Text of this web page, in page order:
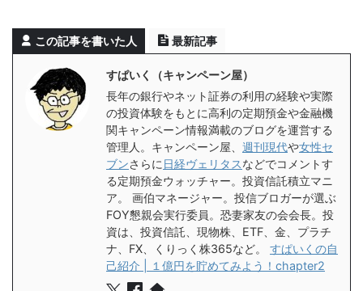
この記事を書いた人 最新記事
すぱいく（キャンペーン屋）
長年の銀行やネット証券の利用の経験や実際
の投資体験をもとに高利の定期預金や金融機
関キャンペーン情報満載のブログを運営する
管理人。キャンペーン屋、 週刊現代や女性セ
ブンさらに 日経ヴェリタスなどでコメントす
る定期預金ウォッチャー。投資信託積立マニ
ア。 画伯マネージャー。投信ブロガーが選ぶ
FOY懇親会実行委員。恐妻家友の会会長。投
資は、投資信託、現物株、ETF、金、プラチ
ナ、FX、くりっく株365など。 すぱいくの自
己紹介 | １億円を貯めてみよう！chapter2